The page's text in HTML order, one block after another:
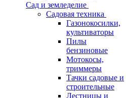
Сад и земледелие
Садовая техника
Газонокосилки,
культиваторы
Пилы
бензиновые
Мотокосы,
триммеры
Тачки садовые и
строительные
Лестницы и